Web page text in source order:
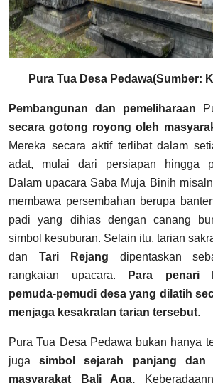
Pura Tua Desa Pedawa(Sumber:
Pembangunan dan pemeliharaan
secara gotong royong oleh
Mereka secara aktif terlibat dalam
adat, mulai dari persiapan hingga
Dalam upacara Saba Muja Binih
membawa persembahan berupa
padi yang dihias dengan canang
simbol kesuburan. Selain itu, tarian
dan Tari Rejang dipentaskan
rangkaian upacara.
Para penari
pemuda-pemudi desa yang dilatih
menjaga kesakralan tarian tersebut.
Pura Tua Desa Pedawa bukan hanya
jugasimbol sejarah panjang dan
masyarakat Bali Aga.